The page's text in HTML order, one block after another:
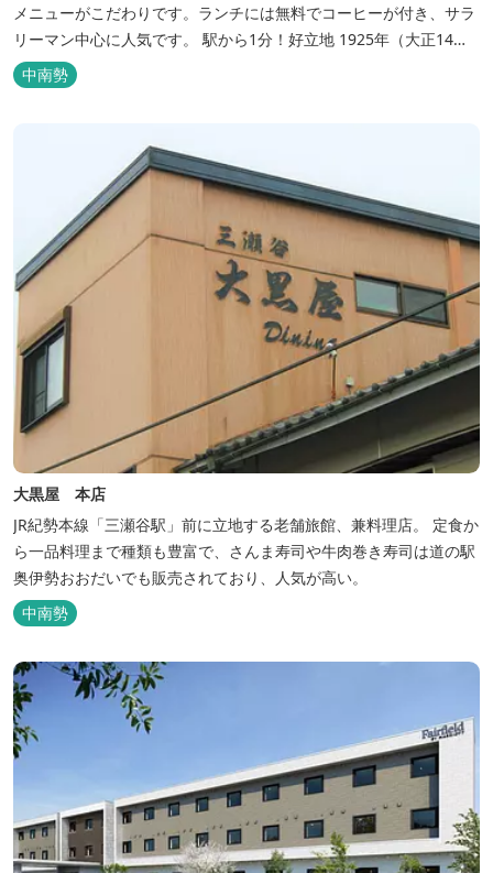
メニューがこだわりです。ランチには無料でコーヒーが付き、サラ
リーマン中心に人気です。 駅から1分！好立地 1925年（大正14
年）に開業した歴史ある旅館。JR三瀬谷駅から徒歩一分と好立地の
場所にあり、大変便利です。 部屋数は11室、大広間が2部屋。少人
中南勢
大黒屋 本店
JR紀勢本線「三瀬谷駅」前に立地する老舗旅館、兼料理店。 定食か
ら一品料理まで種類も豊富で、さんま寿司や牛肉巻き寿司は道の駅
奥伊勢おおだいでも販売されており、人気が高い。
中南勢